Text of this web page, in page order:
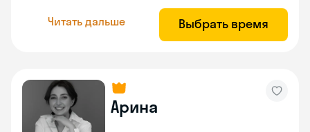
Читать дальше Выбрать время
Арина